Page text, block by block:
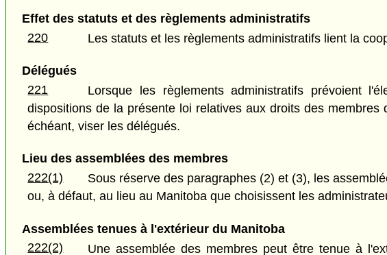
Effet des statuts et des règlements administratifs
220
Les statuts et les règlements administratifs lient la
Délégués
221
Lorsque les règlements administratifs prévoient
dispositions de la présente loi relatives aux droits des
échéant, viser les délégués.
Lieu des assemblées des membres
222(1)
Sous réserve des paragraphes (2) et (3), les
ou, à défaut, au lieu au Manitoba que choisissent les
Assemblées tenues à l'extérieur du Manitoba
222(2)
Une assemblée des membres peut être tenue à